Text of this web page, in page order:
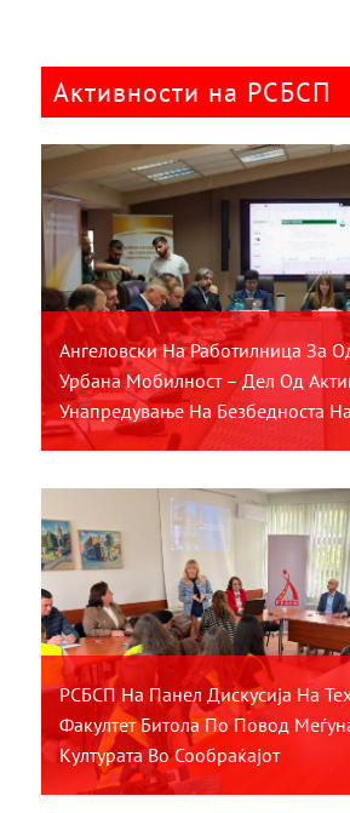
Активности на РСБСП
Ангеловски На Работилница За
Урбана Мобилност – Дел Од
Унапредување На Безбедноста
РСБСП На Панел Дискусија На
Факултет Битола По Повод
Културата Во Сообраќајот